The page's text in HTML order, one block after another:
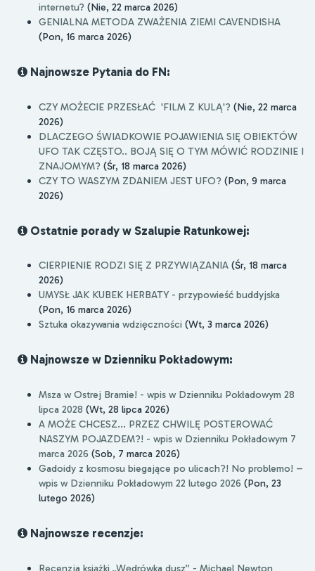
internetu? (Nie, 22 marca 2026)
GENIALNA METODA ZWAŻENIA ZIEMI CAVENDISHA
(Pon, 16 marca 2026)
Najnowsze Pytania do FN:
CZY MOŻECIE PRZESŁAĆ 'FILM Z KULĄ'? (Nie, 22 marca
2026)
DLACZEGO ŚWIADKOWIE POJAWIENIA SIĘ OBIEKTÓW
UFO TAK CZĘSTO.. BOJĄ SIĘ O TYM MÓWIĆ RODZINIE I
ZNAJOMYM? (Śr, 18 marca 2026)
CZY TO WASZYM ZDANIEM JEST UFO? (Pon, 9 marca
2026)
Ostatnie porady w Szalupie Ratunkowej:
CIERPIENIE RODZI SIĘ Z PRZYWIĄZANIA (Śr, 18 marca
2026)
UMYSŁ JAK KUBEK HERBATY - przypowieść buddyjska
(Pon, 16 marca 2026)
Sztuka okazywania wdzięczności (Wt, 3 marca 2026)
Najnowsze w Dzienniku Pokładowym:
Msza w Ostrej Bramie! - wpis w Dzienniku Pokładowym 28
lipca 2028 (Wt, 28 lipca 2026)
A MOŻE CHCESZ... PRZEZ CHWILĘ POSTEROWAĆ
NASZYM POJAZDEM?! - wpis w Dzienniku Pokładowym 7
marca 2026 (Sob, 7 marca 2026)
Gadoidy z kosmosu biegające po ulicach?! No problemo! –
wpis w Dzienniku Pokładowym 22 lutego 2026 (Pon, 23
lutego 2026)
Najnowsze recenzje:
Recenzja książki „Wędrówka dusz” - Michael Newton